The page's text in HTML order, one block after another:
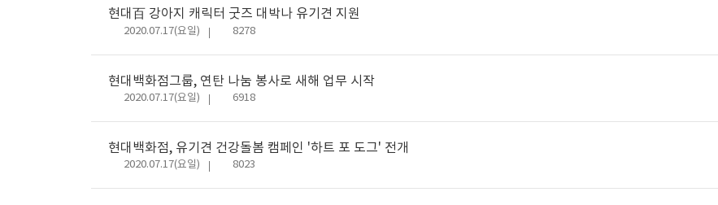
현대百 강아지 캐릭터 굿즈 대박나 유기견 지원
날
2020.07.17(요일)
조
수
8278
현대백화점그룹, 연탄 나눔 봉사로 새해 업무 시작
날
2020.07.17(요일)
조
수
6918
현대백화점, 유기견 건강돌봄 캠페인 '하트 포 도그' 전개
날
2020.07.17(요일)
조
수
8023